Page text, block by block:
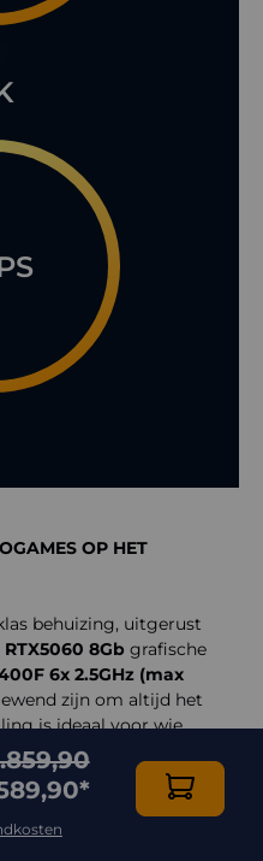
OP HET
behuizing, uitgerust
8Gb grafische
6x 2.5GHz (max
zijn om altijd het
is ideaal voor wie
van 3D videogames
kwaliteit
aangepast
van alle
*